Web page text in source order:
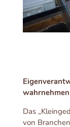
wahrnehmen
Das
von